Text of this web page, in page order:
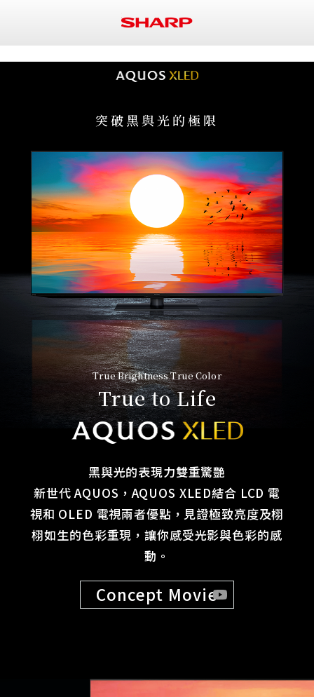
突破黑與光的極限
True Brightness True Color
True to Life
黑與光的表現力雙重驚艷
新世代 AQUOS，AQUOS XLED結合 LCD 電
視和 OLED 電視兩者優點，見證極致亮度及栩
栩如生的色彩重現，讓你感受光影與色彩的感
動。
Concept Movie